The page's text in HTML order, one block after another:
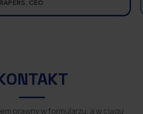
CEO
prawny w formularzu, a w ciągu